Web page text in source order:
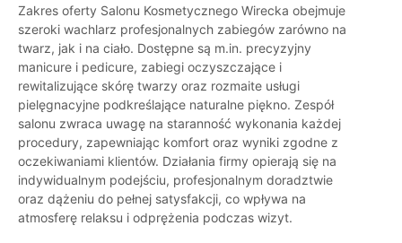
Zakres oferty Salonu Kosmetycznego Wirecka obejmuje
szeroki wachlarz profesjonalnych zabiegów zarówno na
twarz, jak i na ciało. Dostępne są m.in. precyzyjny
manicure i pedicure, zabiegi oczyszczające i
rewitalizujące skórę twarzy oraz rozmaite usługi
pielęgnacyjne podkreślające naturalne piękno. Zespół
salonu zwraca uwagę na staranność wykonania każdej
procedury, zapewniając komfort oraz wyniki zgodne z
oczekiwaniami klientów. Działania firmy opierają się na
indywidualnym podejściu, profesjonalnym doradztwie
oraz dążeniu do pełnej satysfakcji, co wpływa na
atmosferę relaksu i odprężenia podczas wizyt.